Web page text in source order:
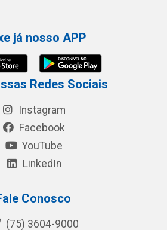
já nosso APP
Redes Sociais
Instagram
Facebook
YouTube
LinkedIn
Conosco
(75) 3604-9000